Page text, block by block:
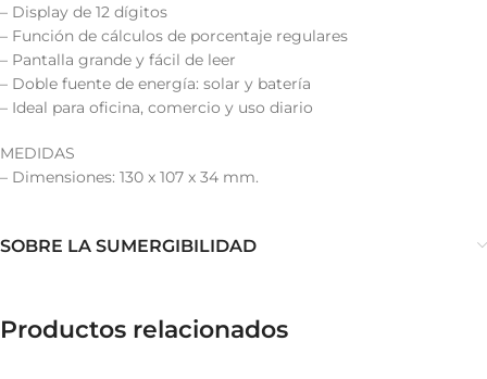
– Display de 12 dígitos
– Función de cálculos de porcentaje regulares
– Pantalla grande y fácil de leer
– Doble fuente de energía: solar y batería
– Ideal para oficina, comercio y uso diario
MEDIDAS
– Dimensiones: 130 x 107 x 34 mm.
SOBRE LA SUMERGIBILIDAD
Productos relacionados